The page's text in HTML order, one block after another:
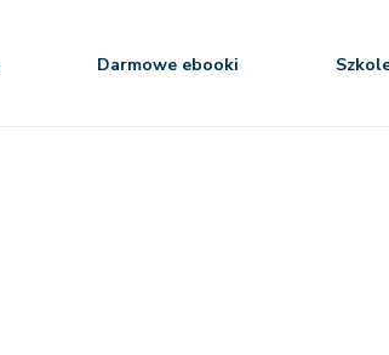
Darmowe ebooki